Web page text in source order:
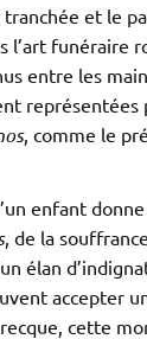
et le
l’art funéraire
entre les
représentées
, comme le
enfant
, de la
élan
accepter
cette